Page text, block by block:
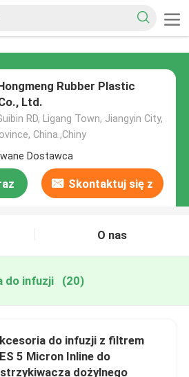
Rubber Plastic
Ltd.
RD, Ligang Town, Jiangyin City,
China.,Chiny
Dostawca
Skontaktuj się z
O nas
do infuzji (20)
do infuzji z filtrem
5 Micron Inline do
dożylnego